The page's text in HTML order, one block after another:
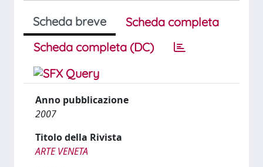
Scheda breve
Scheda completa
Scheda completa (DC)
Anno pubblicazione
2007
Titolo della Rivista
ARTE VENETA